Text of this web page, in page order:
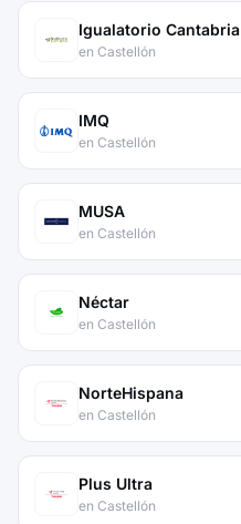
Igualatorio Cantabria
en Castellón
IMQ
en Castellón
MUSA
en Castellón
Néctar
en Castellón
NorteHispana
en Castellón
Plus Ultra
en Castellón